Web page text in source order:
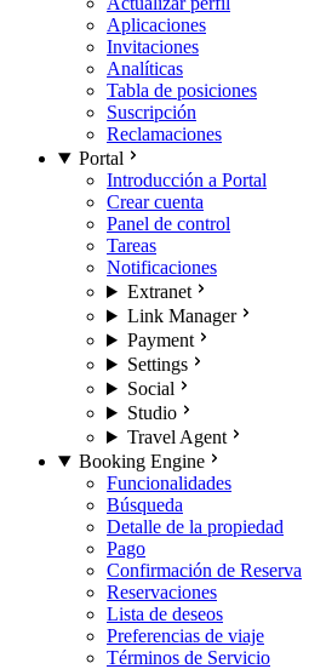
Aplicaciones
Invitaciones
Analíticas
Tabla de posiciones
Suscripción
Reclamaciones
Portal
Introducción a Portal
Crear cuenta
Panel de control
Tareas
Notificaciones
Extranet
Link Manager
Payment
Settings
Social
Studio
Travel Agent
Booking Engine
Funcionalidades
Búsqueda
Detalle de la propiedad
Pago
Confirmación de Reserva
Reservaciones
Lista de deseos
Preferencias de viaje
Términos de Servicio